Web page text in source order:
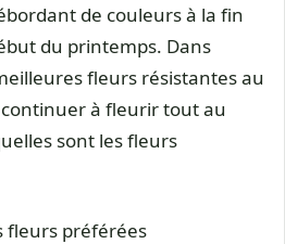
de couleurs à la fin
du printemps. Dans
fleurs résistantes au
à fleurir tout au
sont les fleurs
fleurs préférées